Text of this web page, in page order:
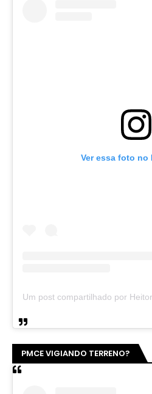
Ver essa foto no
PMCE VIGIANDO TERRENO?